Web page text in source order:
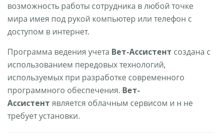
возможность работы сотрудника в любой точке
мира имея под рукой компьютер или телефон с
доступом в интернет.
Программа ведения учета Вет-Ассистент создана с
использованием передовых технологий,
используемых при разработке современного
программного обеспечения. Вет-
Ассистент является облачным сервисом и н не
требует установки.